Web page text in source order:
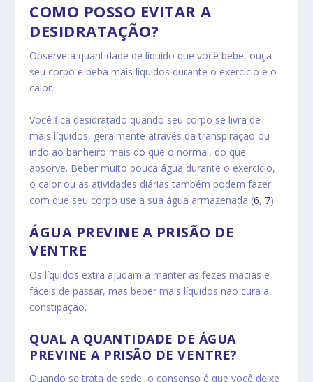
COMO POSSO EVITAR A
DESIDRATAÇÃO?
Observe a quantidade de líquido que você bebe, ouça
seu corpo e beba mais líquidos durante o exercício e o
calor.
Você fica desidratado quando seu corpo se livra de
mais líquidos, geralmente através da transpiração ou
indo ao banheiro mais do que o normal, do que
absorve. Beber muito pouca água durante o exercício,
o calor ou as atividades diárias também podem fazer
com que seu corpo use a sua água armazenada (6, 7).
ÁGUA PREVINE A PRISÃO DE
VENTRE
Os líquidos extra ajudam a manter as fezes macias e
fáceis de passar, mas beber mais líquidos não cura a
constipação.
QUAL A QUANTIDADE DE ÁGUA
PREVINE A PRISÃO DE VENTRE?
Quando se trata de sede, o consenso é que você deixe